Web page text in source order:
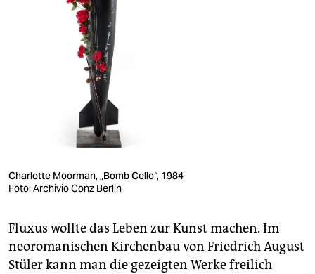
Charlotte Moorman, „Bomb Cello“, 1984
Foto: Archivio Conz Berlin
Fluxus wollte das Leben zur Kunst machen. Im
neoromanischen Kirchenbau von Friedrich August
Stüler kann man die gezeigten Werke freilich